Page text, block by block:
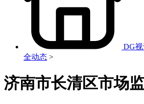
DG
全动态 >
济南市长清区市场